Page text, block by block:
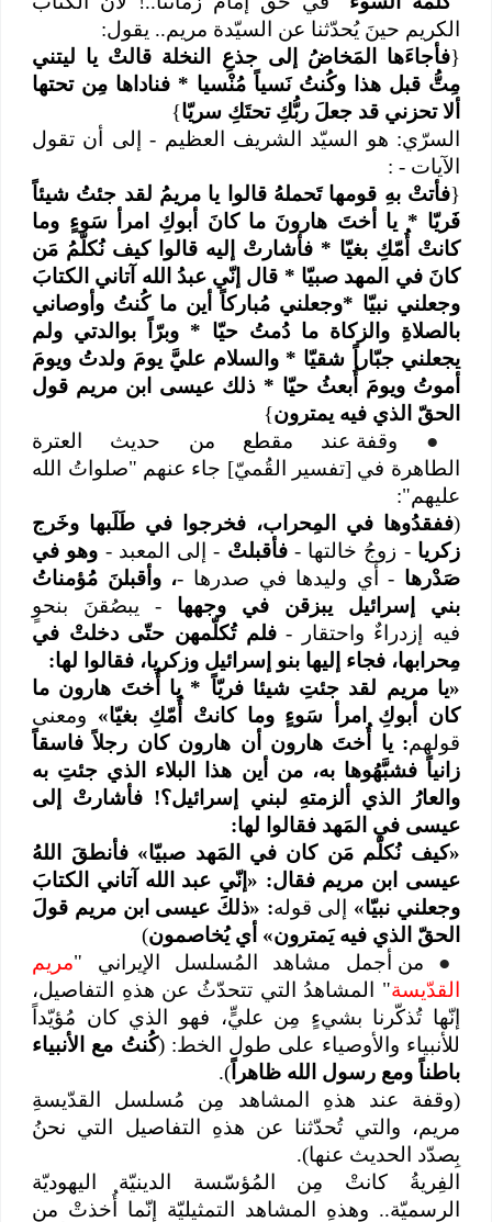
الكريم حينَ يُحدّثنا عن السيّدة مريم.. يقول:
{فأجاءَها المَخاضُ إلى جذعِ النخلة قالتْ يا ليتني
مِتُّ قبل هذا وكُنتُ نَسياً مُنْسيا * فناداها مِن تحتها
ألا تحزني قد جعلَ ربُّكِ تحتَكِ سريّا}
السرّي: هو السيّد الشريف العظيم - إلى أن تقول
الآيات - :
{فأتتْ بهِ قومها تَحملهُ قالوا يا مريمُ لقد جئتُ شيئاً
فَريّا * يا أختَ هارونَ ما كانَ أبوكِ امرأ سَوءٍ وما
كانتْ أُمّكِ بغيّا * فأشارتْ إليه قالوا كيف نُكلّمُ مَن
كانَ في المهد صبيّا * قال إنّي عبدُ الله آتاني الكتابَ
وجعلني نبيّا *وجعلني مُباركاً أين ما كُنتُ وأوصاني
بالصلاةِ والزكاة ما دُمتُ حيّا * وبرّاً بوالدتي ولم
يجعلني جبّاراً شقيّا * والسلام عليَّ يومَ ولدتُ ويومَ
أموتُ ويومَ أُبعثُ حيّا * ذلك عيسى ابن مريم قول
الحقّ الذي فيه يمترون}
●
وقفة عند مقطع من حديث العترة
الطاهرة في [تفسير القُميّ] جاء عنهم "صلواتُ الله
عليهم":
ففقدُوها في المِحراب، فخرجوا في طَلَبها وخَرج
زكريا - زوجُ خالتها - فأقبلتْ - إلى المعبد - وهو في
صَدْرها - أي وليدها في صدرها - ، وأقبلنَ مُؤمناتُ
بني إسرائيل يبزقن في وجهها
- يبصُقنَ بنحوٍ
فيه إزدراءٌ واحتقار - فلم تُكلّمهن حتّى دخلتْ في
مِحرابها، فجاء إليها بنو إسرائيل وزكريا، فقالوا لها:
«يا مريم لقد جئتِ شيئا فريّاً * يا أُختَ هارون ما
كان أبوكِ امرأ سَوءٍ وما كانتْ أُمّكِ بغيّا» ومعنى
قولهم: يا أُختَ هارون أن هارون كان رجلاً فاسقاً
زانياً فشبَّهُوها به، من أين هذا البلاء الذي جئتِ به
والعارُ الذي ألزمتهِ لبني إسرائيل؟! فأشارتْ إلى
عيسى في المَهد فقالوا لها:
«كيف نُكلّم مَن كان في المَهد صبيّا» فأنطقَ اللهُ
عيسى ابن مريم فقال: «إنّي عبد الله آتاني الكتابَ
وجعلني نبيّا»إلى قوله: «ذلكَ عيسى ابن مريم قولَ
الحقّ الذي فيه يَمترون» أي يُخاصمون)
●
من أجمل مشاهد المُسلسل الإيراني " مريم
القدّيسة" المشاهدُ التي تتحدّثُ عن هذهِ التفاصيل،
إنّها تُذكّرنا بشيءٍ مِن عليٍّ، فهو الذي كان مُؤيّداً
للأنبياء والأوصياء على طول الخط: ( كُنتُ مع الأنبياء
باطناً ومع رسول الله ظاهراً ).
(وقفة عند هذهِ المشاهد مِن مُسلسل القدّيسةِ
مريم، والتي تُحدّثنا عن هذهِ التفاصيل التي نحنُ
بِصدّد الحديث عنها).
الفِريةُ كانتْ مِن المُؤسّسة الدينيّة اليهوديّة
الرسميّة.. وهذهِ المشاهد التمثيليّة إنّما أُخذتْ من